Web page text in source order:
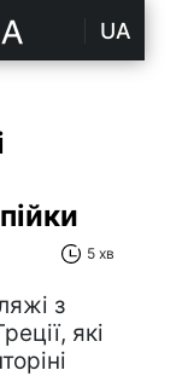
UA
5 хв
з
які